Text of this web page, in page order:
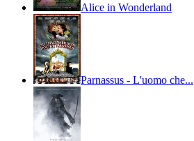
Alice in Wonderland
Parnassus - L'uomo che...